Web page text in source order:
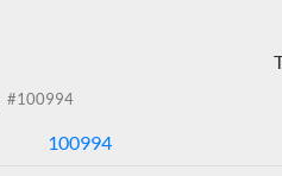
#100994
100994